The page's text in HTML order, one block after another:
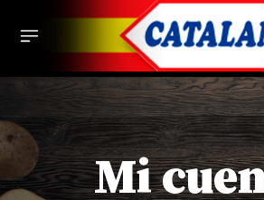
Mi